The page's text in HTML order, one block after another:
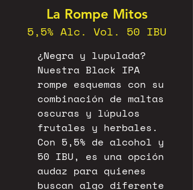
La Rompe Mitos
5,5% Alc. Vol. 50 IBU
¿Negra y lupulada?
Nuestra Black IPA
rompe esquemas con su
combinación de maltas
oscuras y lúpulos
frutales y herbales.
Con 5,5% de alcohol y
50 IBU, es una opción
audaz para quienes
buscan algo diferente